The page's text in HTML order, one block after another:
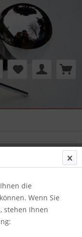
die
Wenn Sie
stehen Ihnen